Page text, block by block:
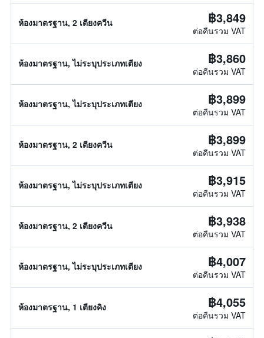
ห้องมาตรฐาน, 2 เตียงควีน ฿3,849
ต่อคืนรวม VAT
ห้องมาตรฐาน, ไม่ระบุประเภทเตียง ฿3,860
ต่อคืนรวม VAT
ห้องมาตรฐาน, ไม่ระบุประเภทเตียง ฿3,899
ต่อคืนรวม VAT
ห้องมาตรฐาน, 2 เตียงควีน ฿3,899
ต่อคืนรวม VAT
ห้องมาตรฐาน, ไม่ระบุประเภทเตียง ฿3,915
ต่อคืนรวม VAT
ห้องมาตรฐาน, 2 เตียงควีน ฿3,938
ต่อคืนรวม VAT
ห้องมาตรฐาน, ไม่ระบุประเภทเตียง ฿4,007
ต่อคืนรวม VAT
ห้องมาตรฐาน, 1 เตียงคิง ฿4,055
ต่อคืนรวม VAT